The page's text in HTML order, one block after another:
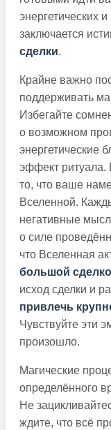
энергетических
заключается
сделки.
Крайне важно
поддерживать
Избегайте
о возможном
энергетические
эффект ритуала.
то, что ваше
Вселенной.
негативные
о силе
что Вселенная
большой
исход сделки и
привлечь
Чувствуйте эти
произошло.
Магические
определённого
Не
ждите, что всё